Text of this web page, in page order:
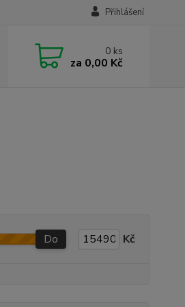
Přihlášení
0 ks
za 0,00 Kč
Do Kč